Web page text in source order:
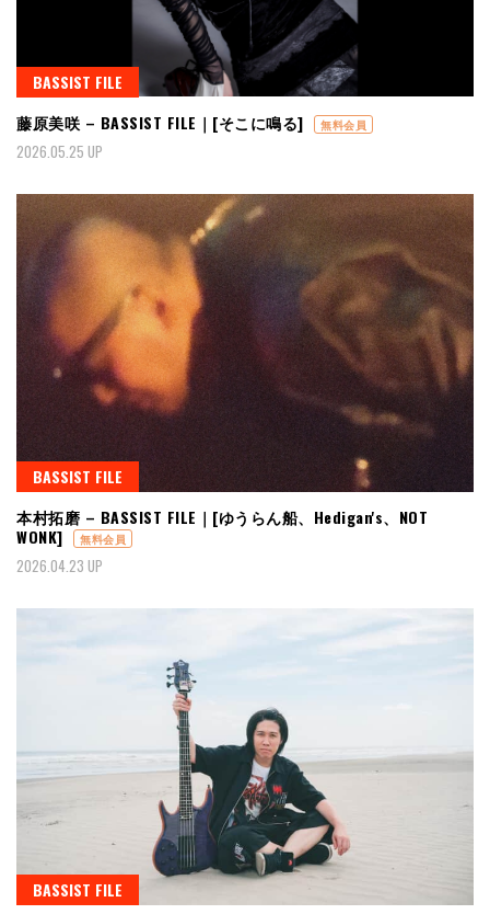
BASSIST FILE
藤原美咲 – BASSIST FILE｜[そこに鳴る]
無料会員
2026.05.25 UP
BASSIST FILE
本村拓磨 – BASSIST FILE｜[ゆうらん船、Hedigan's、NOT
WONK]
無料会員
2026.04.23 UP
BASSIST FILE